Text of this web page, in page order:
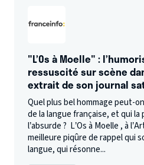
"L’Os à Moelle" :
ressuscité sur scène
extrait de son journal
Quel plus bel hommage peut-
de la langue française, et qui la
l’absurde ? L’Os à Moelle , à
meilleure piqûre de rappel qui
langue, qui résonne...